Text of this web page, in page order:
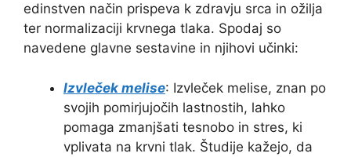
edinstven način prispeva k zdravju srca in ožilja
ter normalizaciji krvnega tlaka. Spodaj so
navedene glavne sestavine in njihovi učinki:
Izvleček melise: Izvleček melise, znan po
svojih pomirjujočih lastnostih, lahko
pomaga zmanjšati tesnobo in stres, ki
vplivata na krvni tlak. Študije kažejo, da